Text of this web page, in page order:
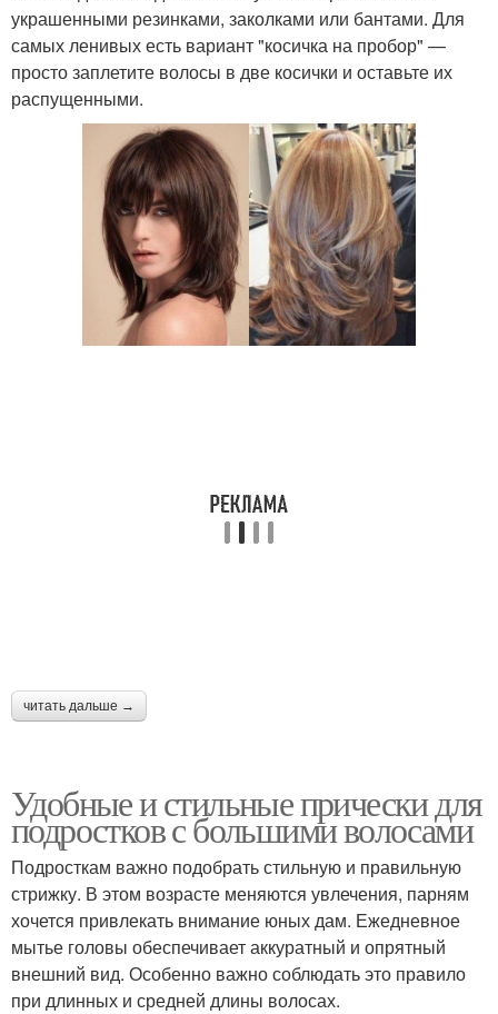
Прически для
повседневности
Прическа для девочки Собранная прическа
Прически на бок Прически в школу
"крутые прически
Прически для малышек
Прически для средней
длины
Прически на средние
волосы
Прически из коротких
волос
украшенными резинками, заколками или бантами. Для
самых ленивых есть вариант "косичка на пробор" —
просто заплетите волосы в две косички и оставьте их
распущенными.
читать дальше →
Удобные и стильные прически для
подростков с большими волосами
Подросткам важно подобрать стильную и правильную
стрижку. В этом возрасте меняются увлечения, парням
хочется привлекать внимание юных дам. Ежедневное
мытье головы обеспечивает аккуратный и опрятный
внешний вид. Особенно важно соблюдать это правило
при длинных и средней длины волосах.